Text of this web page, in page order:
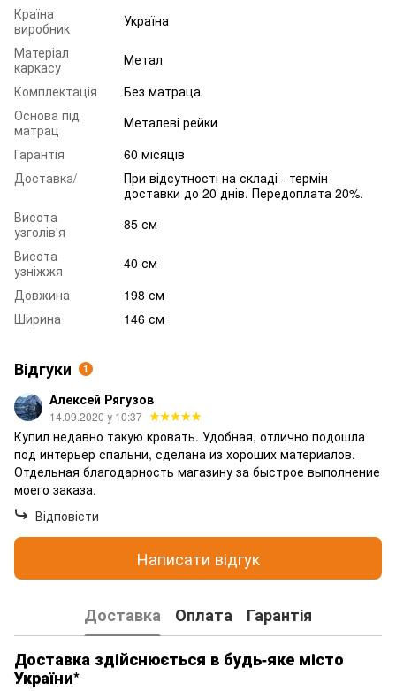
Країна
виробник
Україна
Матеріал
каркасу
Метал
Комплектація
Без матраца
Основа під
матрац
Металеві рейки
Гарантія
60 місяців
Доставка/
При відсутності на складі - термін
доставки до 20 днів. Передоплата 20%.
Висота
узголів'я
85 см
Висота
узніжжя
40 см
Довжина
198 см
Ширина
146 см
Відгуки 1
Алексей Рягузов
14.09.2020 у 10:37
Купил недавно такую кровать. Удобная, отлично подошла
под интерьер спальни, сделана из хороших материалов.
Отдельная благодарность магазину за быстрое выполнение
моего заказа.
Відповісти
Написати відгук
Доставка Оплата
Гарантія
Доставка здійснюється в будь-яке місто
України*